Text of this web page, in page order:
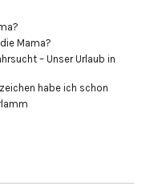
Mama?
– Unser Urlaub in
habe ich schon